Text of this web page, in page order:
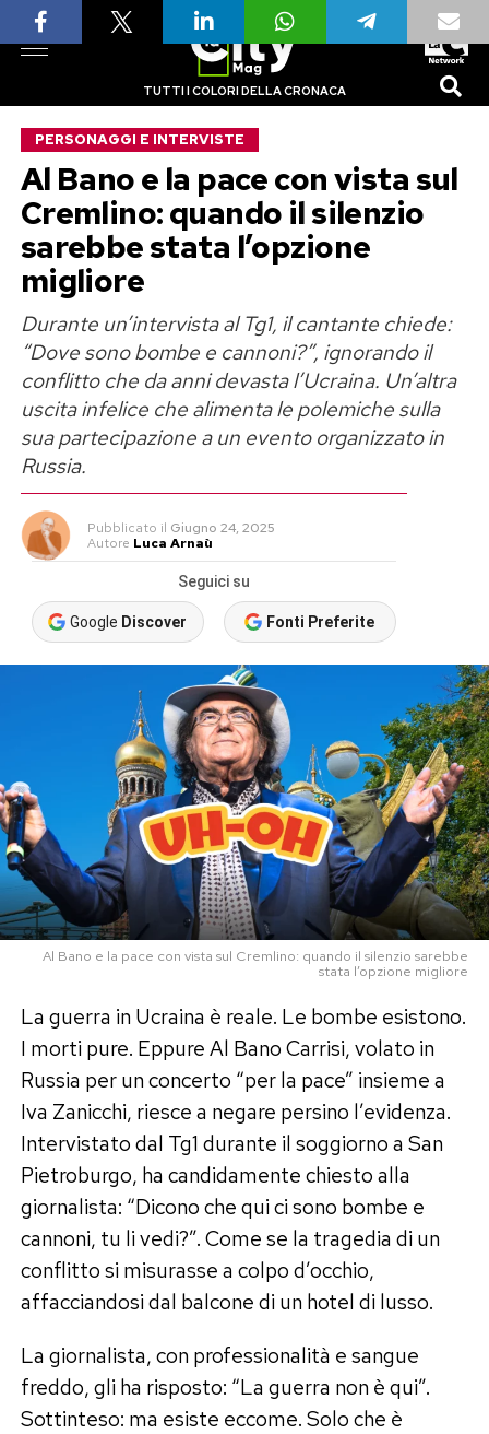
TUTTI I COLORI DELLA CRONACA
PERSONAGGI E INTERVISTE
Al Bano e la pace con vista sul
Cremlino: quando il silenzio
sarebbe stata l’opzione
migliore
Durante un’intervista al Tg1, il cantante chiede:
“Dove sono bombe e cannoni?”, ignorando il
conflitto che da anni devasta l’Ucraina. Un’altra
uscita infelice che alimenta le polemiche sulla
sua partecipazione a un evento organizzato in
Russia.
Pubblicato il Giugno 24, 2025
Autore Luca Arnaù
Seguici su
Google Discover Fonti Preferite
Al Bano e la pace con vista sul Cremlino: quando il silenzio sarebbe
stata l’opzione migliore
La guerra in Ucraina è reale. Le bombe esistono.
I morti pure. Eppure Al Bano Carrisi, volato in
Russia per un concerto “per la pace” insieme a
Iva Zanicchi, riesce a negare persino l’evidenza.
Intervistato dal Tg1 durante il soggiorno a San
Pietroburgo, ha candidamente chiesto alla
giornalista: “Dicono che qui ci sono bombe e
cannoni, tu li vedi?”. Come se la tragedia di un
conflitto si misurasse a colpo d’occhio,
affacciandosi dal balcone di un hotel di lusso.
La giornalista, con professionalità e sangue
freddo, gli ha risposto: “La guerra non è qui”.
Sottinteso: ma esiste eccome. Solo che è